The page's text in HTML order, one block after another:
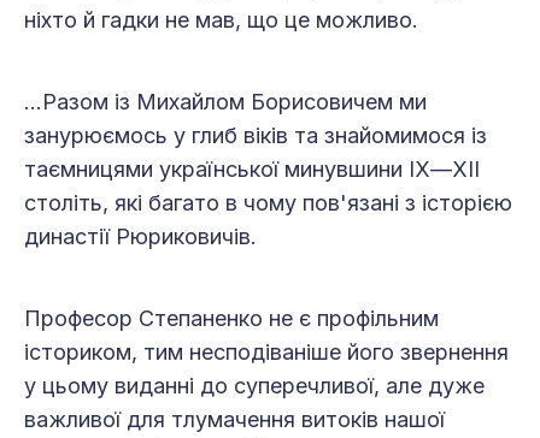
ніхто й гадки не мав, що це можливо.
…Разом із Михайлом Борисовичем ми
занурюємось у глиб віків та знайомимося із
таємницями української минувшини ІХ—ХІІ
століть, які багато в чому пов'язані з історією
династії Рюриковичів.
Професор Степаненко не є профільним
істориком, тим несподіваніше його звернення
у цьому виданні до суперечливої, але дуже
важливої для тлумачення витоків нашої